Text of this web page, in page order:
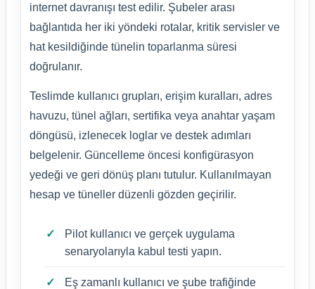
internet davranışı test edilir. Şubeler arası
bağlantıda her iki yöndeki rotalar, kritik servisler ve
hat kesildiğinde tünelin toparlanma süresi
doğrulanır.
Teslimde kullanıcı grupları, erişim kuralları, adres
havuzu, tünel ağları, sertifika veya anahtar yaşam
döngüsü, izlenecek loglar ve destek adımları
belgelenir. Güncelleme öncesi konfigürasyon
yedeği ve geri dönüş planı tutulur. Kullanılmayan
hesap ve tüneller düzenli gözden geçirilir.
Pilot kullanıcı ve gerçek uygulama
senaryolarıyla kabul testi yapın.
Eş zamanlı kullanıcı ve şube trafiğinde